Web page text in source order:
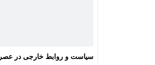
سیاست و روابط خارجی در عصر